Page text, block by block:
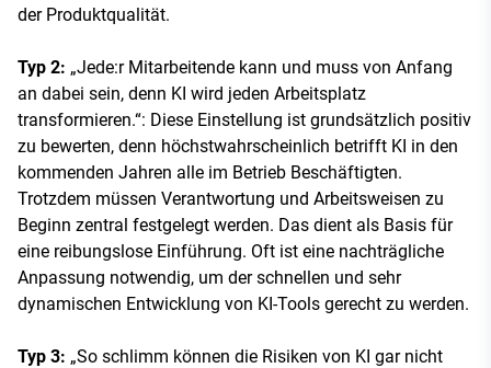
der Produktqualität.
Typ 2: „Jede:r Mitarbeitende kann und muss von Anfang
an dabei sein, denn KI wird jeden Arbeitsplatz
transformieren.“: Diese Einstellung ist grundsätzlich positiv
zu bewerten, denn höchstwahrscheinlich betrifft KI in den
kommenden Jahren alle im Betrieb Beschäftigten.
Trotzdem müssen Verantwortung und Arbeitsweisen zu
Beginn zentral festgelegt werden. Das dient als Basis für
eine reibungslose Einführung. Oft ist eine nachträgliche
Anpassung notwendig, um der schnellen und sehr
dynamischen Entwicklung von KI-Tools gerecht zu werden.
Typ 3: „So schlimm können die Risiken von KI gar nicht